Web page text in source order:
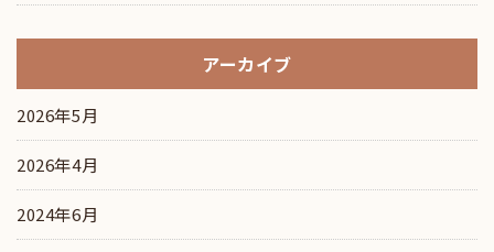
アーカイブ
2026年5月
2026年4月
2024年6月